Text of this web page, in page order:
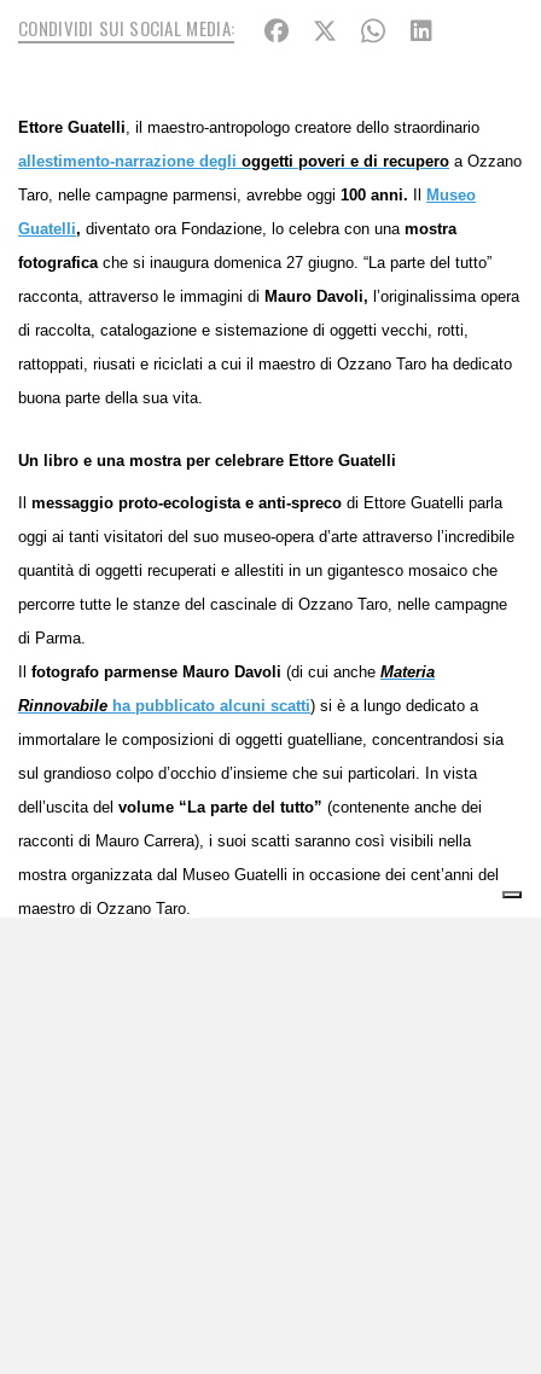
CONDIVIDI SUI SOCIAL MEDIA:
Ettore Guatelli, il maestro-antropologo creatore dello straordinario
allestimento-narrazione degli oggetti poveri e di recupero a Ozzano
Taro, nelle campagne parmensi, avrebbe oggi 100 anni.
Museo
Guatelli, diventato ora Fondazione, lo celebra con una mostra
fotografica che si inaugura domenica 27 giugno. “La parte del tutto”
racconta, attraverso le immagini di Mauro Davoli, l’originalissima opera
di raccolta, catalogazione e sistemazione di oggetti vecchi, rotti,
rattoppati, riusati e riciclati a cui il maestro di Ozzano Taro ha dedicato
buona parte della sua vita.
Un libro e una mostra per celebrare Ettore Guatelli
messaggio proto-ecologista e anti-spreco di Ettore Guatelli parla
oggi ai tanti visitatori del suo museo-opera d’arte attraverso l’incredibile
quantità di oggetti recuperati e allestiti in un gigantesco mosaico che
percorre tutte le stanze del cascinale di Ozzano Taro, nelle campagne
di Parma.
fotografo parmense Mauro Davoli (di cui anche Materia
Rinnovabile ha pubblicato alcuni scatti) si è a lungo dedicato a
immortalare le composizioni di oggetti guatelliane, concentrandosi sia
sul grandioso colpo d’occhio d’insieme che sui particolari. In vista
dell’uscita del volume “La parte del tutto” (contenente anche dei
racconti di Mauro Carrera), i suoi scatti saranno così visibili nella
mostra organizzata dal Museo Guatelli in occasione dei cent’anni del
maestro di Ozzano Taro.